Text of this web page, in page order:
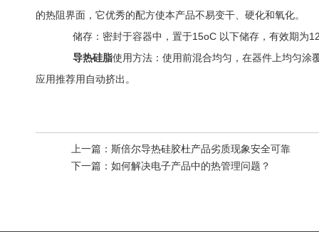
的热阻界面，它优秀的配方使本产品不易变干、硬化和氧化。
储存：密封于容器中，置于15oC 以下储存，有效期为
导热硅脂使用方法：使用前混合均匀，在器件上均匀
应用推荐用自动挤出。
上一篇： 斯倍尔导热硅胶杜产品劣质现象安全可靠
下一篇： 如何解决电子产品中的热管理问题？